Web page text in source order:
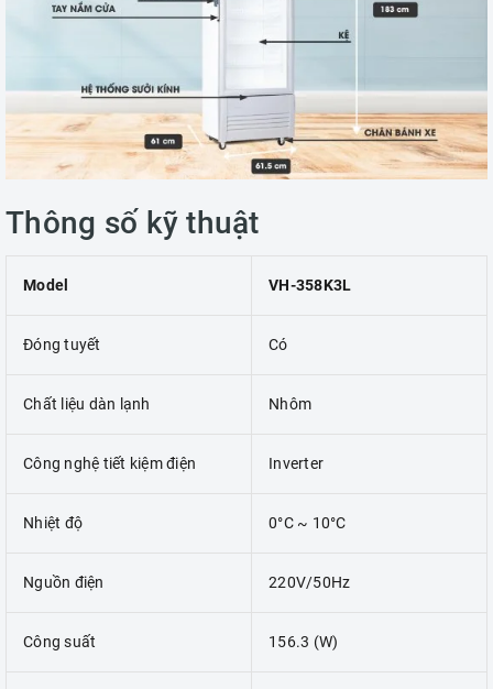
Thông số kỹ thuật
Model VH-358K3L
Đóng tuyết Có
Chất liệu dàn lạnh Nhôm
Công nghệ tiết kiệm điện Inverter
Nhiệt độ 0°C ~ 10°C
Nguồn điện 220V/50Hz
Công suất 156.3 (W)